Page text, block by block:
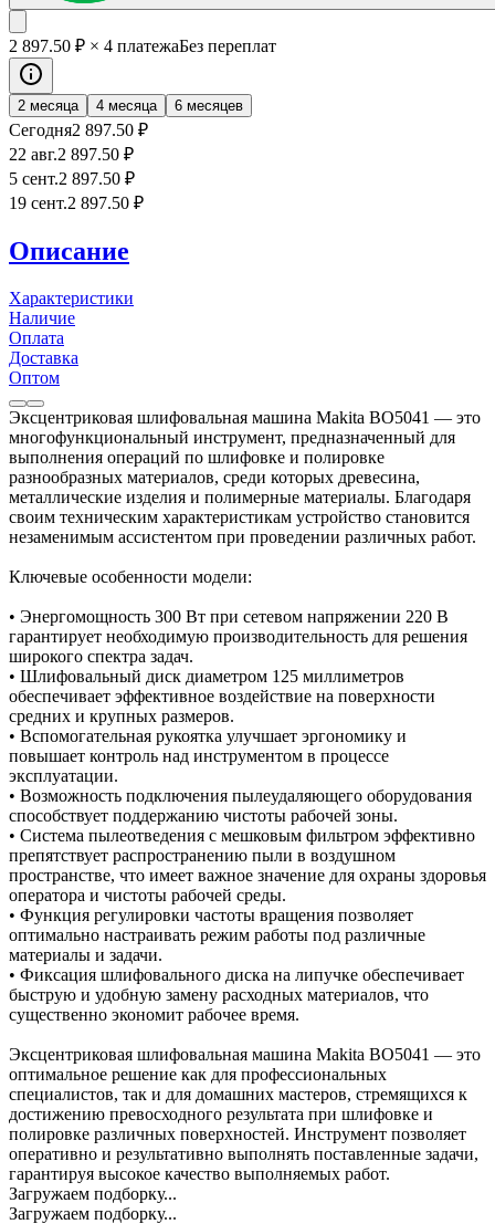
2 897.50 ₽ × 4 платежаБез переплат
2 месяца 4 месяца 6 месяцев
Сегодня2 897.50 ₽
22 авг.2 897.50 ₽
5 сент.2 897.50 ₽
19 сент.2 897.50 ₽
Описание
Характеристики
Наличие
Оплата
Доставка
Оптом
Эксцентриковая шлифовальная машина Makita BO5041 — это
многофункциональный инструмент, предназначенный для
выполнения операций по шлифовке и полировке
разнообразных материалов, среди которых древесина,
металлические изделия и полимерные материалы. Благодаря
своим техническим характеристикам устройство становится
незаменимым ассистентом при проведении различных работ.
Ключевые особенности модели:
• Энергомощность 300 Вт при сетевом напряжении 220 В
гарантирует необходимую производительность для решения
широкого спектра задач.
• Шлифовальный диск диаметром 125 миллиметров
обеспечивает эффективное воздействие на поверхности
средних и крупных размеров.
• Вспомогательная рукоятка улучшает эргономику и
повышает контроль над инструментом в процессе
эксплуатации.
• Возможность подключения пылеудаляющего оборудования
способствует поддержанию чистоты рабочей зоны.
• Система пылеотведения с мешковым фильтром эффективно
препятствует распространению пыли в воздушном
пространстве, что имеет важное значение для охраны здоровья
оператора и чистоты рабочей среды.
• Функция регулировки частоты вращения позволяет
оптимально настраивать режим работы под различные
материалы и задачи.
• Фиксация шлифовального диска на липучке обеспечивает
быструю и удобную замену расходных материалов, что
существенно экономит рабочее время.
Эксцентриковая шлифовальная машина Makita BO5041 — это
оптимальное решение как для профессиональных
специалистов, так и для домашних мастеров, стремящихся к
достижению превосходного результата при шлифовке и
полировке различных поверхностей. Инструмент позволяет
оперативно и результативно выполнять поставленные задачи,
гарантируя высокое качество выполняемых работ.
Загружаем подборку...
Загружаем подборку...